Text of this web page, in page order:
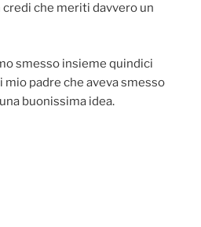
credi che meriti davvero un
smesso insieme quindici
mio padre che aveva smesso
buonissima idea.